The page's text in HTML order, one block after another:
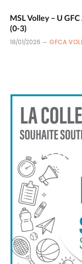
MSL Volley – U
(0-3)
18/01/2026 GFCA